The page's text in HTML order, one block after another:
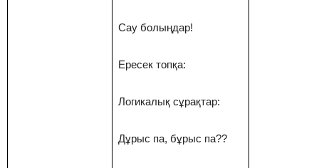
Сау болыңдар!
Ересек топқа:
Логикалық сұрақтар:
Дұрыс па, бұрыс па??